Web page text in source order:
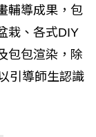
輔導成果，包
栽、各式DIY
包包渲染，除
引導師生認識